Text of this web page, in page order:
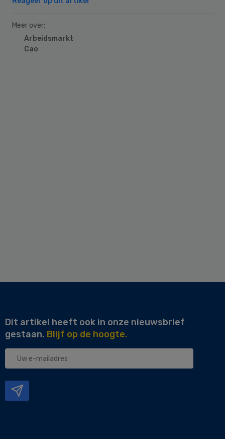
Meer over:
Arbeidsmarkt
Cao
Dit artikel heeft ook in onze nieuwsbrief
gestaan. Blijf op de hoogte.
Uw